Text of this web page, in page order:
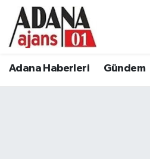
Adana Haberleri Gündem
Adana Haberleri
Adana Nöbetçi Eczaneler